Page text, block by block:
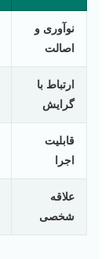
نوآوری و
اصالت
ارتباط با
گرایش
قابلیت
اجرا
علاقه
شخصی